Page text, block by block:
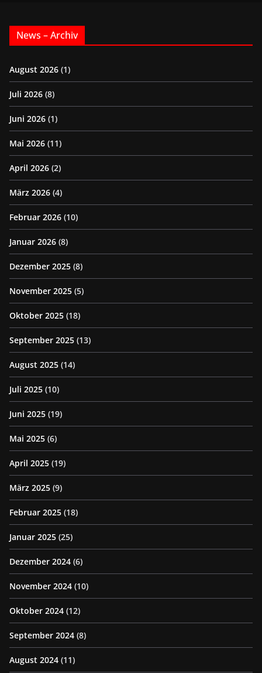
News – Archiv
August 2026 (1)
Juli 2026 (8)
Juni 2026 (1)
Mai 2026 (11)
April 2026 (2)
März 2026 (4)
Februar 2026 (10)
Januar 2026 (8)
Dezember 2025 (8)
November 2025 (5)
Oktober 2025 (18)
September 2025 (13)
August 2025 (14)
Juli 2025 (10)
Juni 2025 (19)
Mai 2025 (6)
April 2025 (19)
März 2025 (9)
Februar 2025 (18)
Januar 2025 (25)
Dezember 2024 (6)
November 2024 (10)
Oktober 2024 (12)
September 2024 (8)
August 2024 (11)